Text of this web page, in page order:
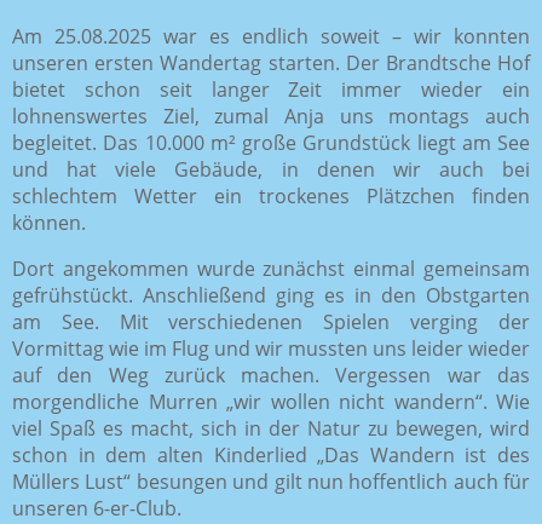
Am 25.08.2025 war es endlich soweit – wir konnten
unseren ersten Wandertag starten. Der Brandtsche Hof
bietet schon seit langer Zeit immer wieder ein
lohnenswertes Ziel, zumal Anja uns montags auch
begleitet. Das 10.000 m² große Grundstück liegt am See
und hat viele Gebäude, in denen wir auch bei
schlechtem Wetter ein trockenes Plätzchen finden
können.
Dort angekommen wurde zunächst einmal gemeinsam
gefrühstückt. Anschließend ging es in den Obstgarten
am See. Mit verschiedenen Spielen verging der
Vormittag wie im Flug und wir mussten uns leider wieder
auf den Weg zurück machen. Vergessen war das
morgendliche Murren „wir wollen nicht wandern“. Wie
viel Spaß es macht, sich in der Natur zu bewegen, wird
schon in dem alten Kinderlied „Das Wandern ist des
Müllers Lust“ besungen und gilt nun hoffentlich auch für
unseren 6-er-Club.